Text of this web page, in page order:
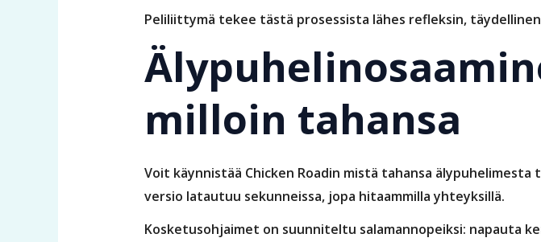
Peliliittymä tekee tästä prosessista lähes refleksin,
milloin tahansa
Voit käynnistää Chicken Roadin mistä tahansa
versio latautuu sekunneissa, jopa hitaammilla yhteyksillä.
Kosketusohjaimet on suunniteltu salamannopeiksi: napauta